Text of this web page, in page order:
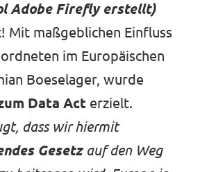
Adobe Firefly erstellt)
Mit maßgeblichen Einfluss
im Europäischen
Boeselager, wurde
Data Act erzielt.
dass wir hiermit
Gesetzauf den Weg